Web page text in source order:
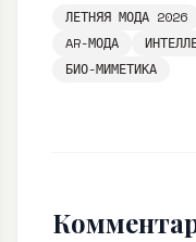
ЛЕТНЯЯ МОДА 2026
AR-МОДА
БИО-МИМЕТИКА